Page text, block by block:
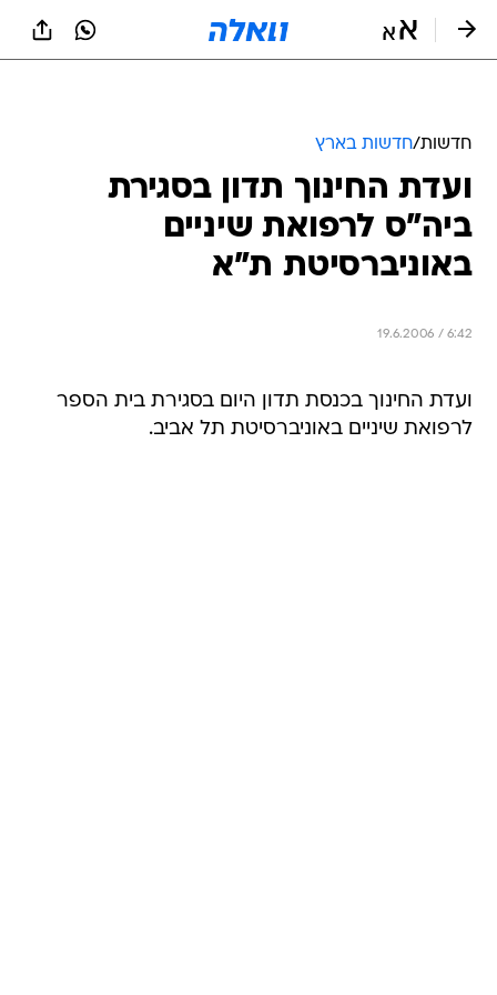
חדשות/חדשות בארץ
ועדת החינוך תדון בסגירת
ביה"ס לרפואת שיניים
באוניברסיטת ת"א
19.6.2006 / 6:42
ועדת החינוך בכנסת תדון היום בסגירת בית הספר
לרפואת שיניים באוניברסיטת תל אביב.